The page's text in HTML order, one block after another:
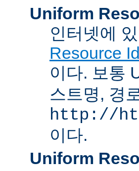
Uniform
인터넷에
Resource
이다. 보통
스트명, 경
http://
이다.
Uniform